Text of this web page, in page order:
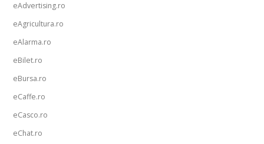
eAdvertising.ro
eAgricultura.ro
eAlarma.ro
eBilet.ro
eBursa.ro
eCaffe.ro
eCasco.ro
eChat.ro